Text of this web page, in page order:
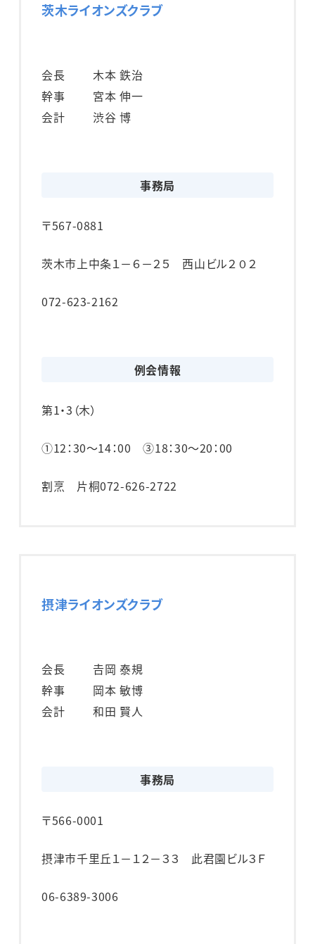
茨木ライオンズクラブ
会長
木本 鉄治
幹事
宮本 伸一
会計
渋谷 博
事務局
〒567-0881
茨木市上中条１－６－２５ 西山ビル２０２
072-623-2162
例会情報
第1・3（木）
①12：30～14：00 ③18：30～20：00
割烹 片桐072-626-2722
摂津ライオンズクラブ
会長
𠮷岡 泰規
幹事
岡本 敏博
会計
和田 賢人
事務局
〒566-0001
摂津市千里丘１－１２－３３ 此君園ビル３Ｆ
06-6389-3006